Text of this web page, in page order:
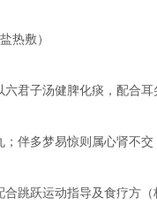
热敷）
君子汤健脾化痰，配合耳
伴多梦易惊则属心肾不
跳跃运动指导及食疗方（